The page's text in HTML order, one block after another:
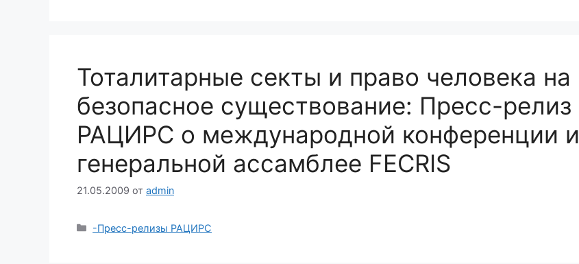
Тоталитарные секты и право человека на
безопасное существование: Пресс-релиз
РАЦИРС о международной конференции и
генеральной ассамблее FECRIS
21.05.2009 от admin
Рубрики
-Пресс-релизы РАЦИРС